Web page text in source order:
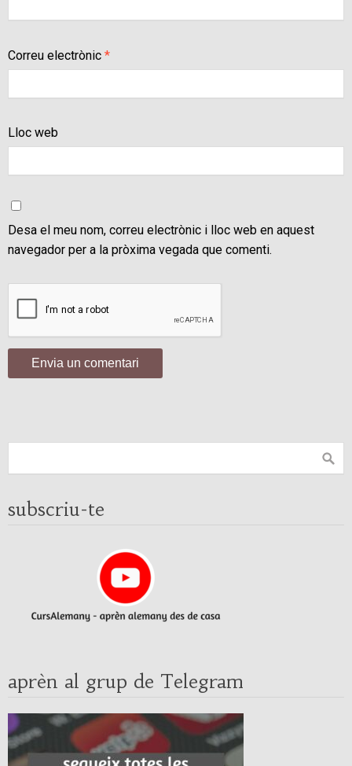
Correu electrònic *
Lloc web
Desa el meu nom, correu electrònic i lloc web en aquest
navegador per a la pròxima vegada que comenti.
subscriu-te
aprèn al grup de Telegram